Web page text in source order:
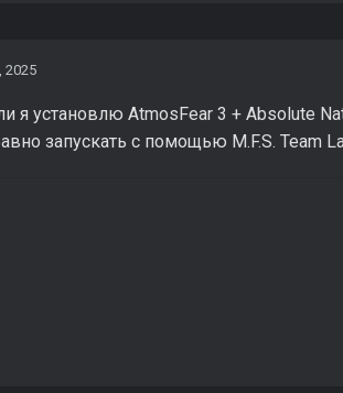
2025
я установлю AtmosFear 3 + Absolute
запускать с помощью M.F.S. Team